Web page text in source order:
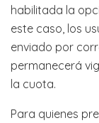
habilitada la
este caso, los
enviado por
permanecerá
la cuota.
Para quienes